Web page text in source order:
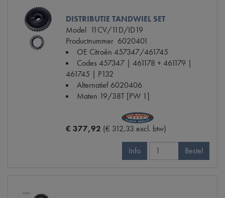
DISTRIBUTIE TANDWIEL SET
Model 11CV/11D/ID19
Productnummer 6020401
OE Citroën 457347/461745
Codes 457347 | 461178 + 461179 |
461745 | P132
Alternatief 6020406
Maten 19/38T [PW 1]
€ 377,92 (€ 312,33 excl. btw)
Info Bestel